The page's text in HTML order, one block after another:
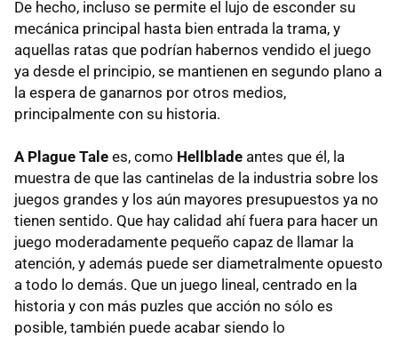
De hecho, incluso se permite el lujo de esconder su
mecánica principal hasta bien entrada la trama, y
aquellas ratas que podrían habernos vendido el juego
ya desde el principio, se mantienen en segundo plano a
la espera de ganarnos por otros medios,
principalmente con su historia.
A Plague Tale es, como Hellblade antes que él, la
muestra de que las cantinelas de la industria sobre los
juegos grandes y los aún mayores presupuestos ya no
tienen sentido. Que hay calidad ahí fuera para hacer un
juego moderadamente pequeño capaz de llamar la
atención, y además puede ser diametralmente opuesto
a todo lo demás. Que un juego lineal, centrado en la
historia y con más puzles que acción no sólo es
posible, también puede acabar siendo lo